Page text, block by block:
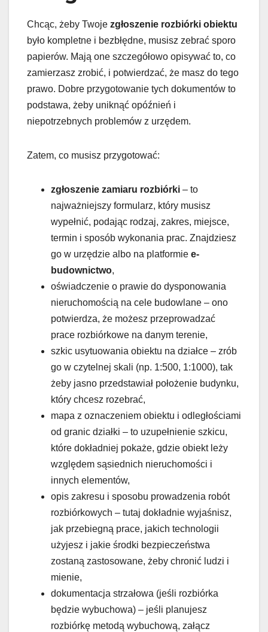
Chcąc, żeby Twoje zgłoszenie rozbiórki obiektu
było kompletne i bezbłędne, musisz zebrać sporo
papierów. Mają one szczegółowo opisywać to, co
zamierzasz zrobić, i potwierdzać, że masz do tego
prawo. Dobre przygotowanie tych dokumentów to
podstawa, żeby uniknąć opóźnień i
niepotrzebnych problemów z urzędem.
Zatem, co musisz przygotować:
zgłoszenie zamiaru rozbiórki – to
najważniejszy formularz, który musisz
wypełnić, podając rodzaj, zakres, miejsce,
termin i sposób wykonania prac. Znajdziesz
go w urzędzie albo na platformie e-
budownictwo,
oświadczenie o prawie do dysponowania
nieruchomością na cele budowlane – ono
potwierdza, że możesz przeprowadzać
prace rozbiórkowe na danym terenie,
szkic usytuowania obiektu na działce – zrób
go w czytelnej skali (np. 1:500, 1:1000), tak
żeby jasno przedstawiał położenie budynku,
który chcesz rozebrać,
mapa z oznaczeniem obiektu i odległościami
od granic działki – to uzupełnienie szkicu,
które dokładniej pokaże, gdzie obiekt leży
względem sąsiednich nieruchomości i
innych elementów,
opis zakresu i sposobu prowadzenia robót
rozbiórkowych – tutaj dokładnie wyjaśnisz,
jak przebiegną prace, jakich technologii
użyjesz i jakie środki bezpieczeństwa
zostaną zastosowane, żeby chronić ludzi i
mienie,
dokumentacja strzałowa (jeśli rozbiórka
będzie wybuchowa) – jeśli planujesz
rozbiórkę metodą wybuchową, załącz